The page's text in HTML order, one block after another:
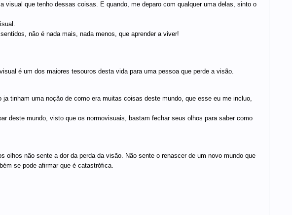
visual que tenho dessas coisas. E quando, me deparo com qualquer uma delas, sinto o
não é nada mais, nada menos, que aprender a viver!
é um dos maiores tesouros desta vida para uma pessoa que perde a visão.
tinham uma noção de como era muitas coisas deste mundo, que esse eu me incluo,
deste mundo, visto que os normovisuais, bastam fechar seus olhos para saber como
olhos não sente a dor da perda da visão. Não sente o renascer de um novo mundo que
se pode afirmar que é catastrófica.